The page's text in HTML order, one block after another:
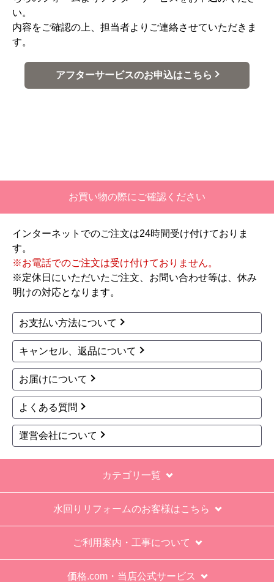
い。
内容をご確認の上、担当者よりご連絡させていただきま
す。
アフターサービスのお申込はこちら
お買い物の際にご確認ください
インターネットでのご注文は24時間受け付けておりま
す。
※お電話でのご注文は受け付けておりません。
※定休日にいただいたご注文、お問い合わせ等は、休み
明けの対応となります。
お支払い方法について
キャンセル、返品について
お届けについて
よくある質問
運営会社について
カテゴリ一覧
水回りリフォームのお客様はこちら
ご利用案内・工事について
価格.com・当店公式サービス